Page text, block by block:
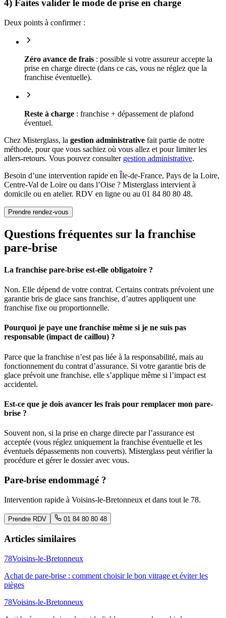
4) Faites valider le mode de prise en charge
Deux points à confirmer :
Zéro avance de frais : possible si votre assureur accepte la
prise en charge directe (dans ce cas, vous ne réglez que la
franchise éventuelle).
Reste à charge : franchise + dépassement de plafond
éventuel.
Chez Misterglass, la gestion administrative fait partie de notre
méthode, pour que vous sachiez où vous allez et pour limiter les
allers-retours. Vous pouvez consulter gestion administrative.
Besoin d’une intervention rapide en Île-de-France, Pays de la Loire,
Centre-Val de Loire ou dans l’Oise ? Misterglass intervient à
domicile ou en atelier. RDV en ligne ou au 01 84 80 80 48.
Prendre rendez-vous
Questions fréquentes sur la franchise
pare-brise
La franchise pare-brise est-elle obligatoire ?
Non. Elle dépend de votre contrat. Certains contrats prévoient une
garantie bris de glace sans franchise, d’autres appliquent une
franchise fixe ou proportionnelle.
Pourquoi je paye une franchise même si je ne suis pas
responsable (impact de caillou) ?
Parce que la franchise n’est pas liée à la responsabilité, mais au
fonctionnement du contrat d’assurance. Si votre garantie bris de
glace prévoit une franchise, elle s’applique même si l’impact est
accidentel.
Est-ce que je dois avancer les frais pour remplacer mon pare-
brise ?
Souvent non, si la prise en charge directe par l’assurance est
acceptée (vous réglez uniquement la franchise éventuelle et les
éventuels dépassements non couverts). Misterglass peut vérifier la
procédure et gérer le dossier avec vous.
Pare-brise endommagé ?
Intervention rapide à Voisins-le-Bretonneux et dans tout le 78.
Prendre RDV 01 84 80 80 48
Articles similaires
78Voisins-le-Bretonneux
Achat de pare-brise : comment choisir le bon vitrage et éviter les
pièges
78Voisins-le-Bretonneux